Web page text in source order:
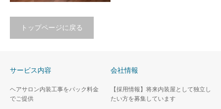
装 リノベーションで理
想の間取りを手にいれる
トップページに戻る
サービス内容
ヘアサロン内装工事をパック料金
でご提供
会社情報
【採用情報】将来内装屋として独立し
たい方を募集しています